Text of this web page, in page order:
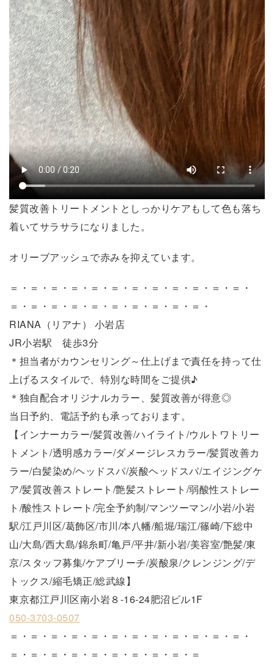
髪質改善トリートメントとしっかりケアもして色も落ち
着いてサラサラになりました。
オリーブアッシュで赤みを抑えています。
＝・＝・＝・＝・＝・＝・＝・＝・＝・＝・＝・＝・
＝・＝・＝・＝・＝・＝・＝・＝・＝・＝・
RIANA（リアナ） 小岩店
JR小岩駅 徒歩3分
＊担当者がカウンセリング～仕上げまで責任を持って仕
上げるスタイルで、特別な時間をご提供♪
＊独自配合オリジナルカラー、髪質改善が得意◎
当日予約、電話予約も承っております。
【インナーカラー/髪質改善/ハイライト/ウルトワトリー
トメント/透明感カラー/ダメージレスカラー/髪質改善カ
ラー/白髪染め/ヘッドスパ/炭酸ヘッドスパ/エイジングケ
ア/髪質改善ストレート/艶髪ストレート/弱酸性ストレー
ト/酸性ストレート/完全予約制/マンツーマン/小岩/小岩
駅/江戸川区/葛飾区/市川/本八幡/船堀/瑞江/篠崎/下総中
山/大島/西大島/錦糸町/亀戸/平井/新小岩/美容室/艶髪/東
京/スタッフ募集/ケアブリーチ/炭酸泉/クレンジング/デ
トックス/縮毛矯正/総武線】
東京都江戸川区南小岩８-16-24肥沼ビル1F
050-3703-0507
＝・＝・＝・＝・＝・＝・＝・＝・＝・＝・＝・＝・
＝・＝・＝・＝・＝・＝・＝・＝・＝・＝